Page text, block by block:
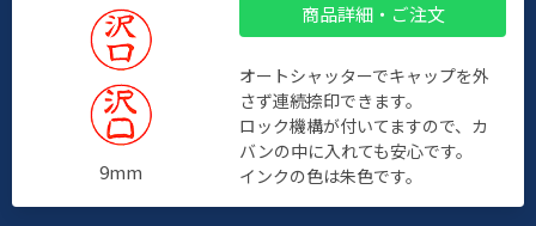
9mm
商品詳細・ご注文
オートシャッターでキャップを外
さず連続捺印できます。
ロック機構が付いてますので、カ
バンの中に入れても安心です。
インクの色は朱色です。